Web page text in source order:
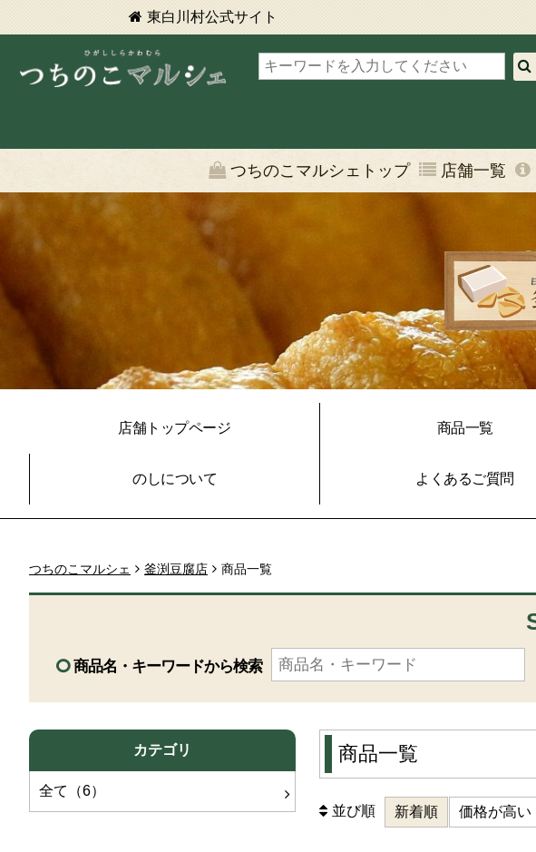
東白川村公式サイト
つちのこマルシェトップ 店舗一覧
店舗トップページ 商品一覧
のしについて よくあるご質問
つちのこマルシェ 釜渕豆腐店 商品一覧
商品名・キーワードから検索
商品一覧
並び順 新着順 価格が高い
カテゴリ
全て（6）